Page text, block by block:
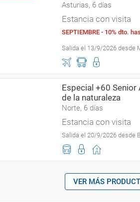
Asturias, 6 días
Estancia con visita
SEPTIEMBRE - 10% dto.
Salida el 13/9/2026 desde
Especial +60
de la naturaleza
Norte, 6 días
Estancia con visita
Salida el 20/9/2026 desde
VER MÁS